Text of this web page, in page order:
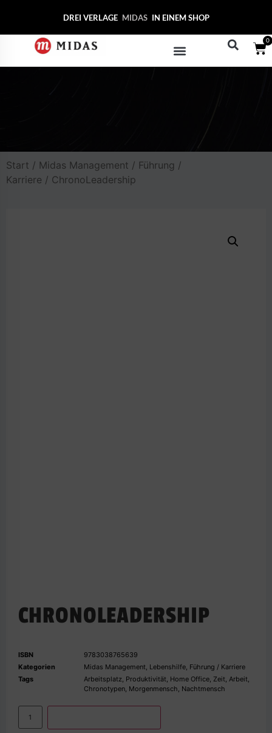
DREI VERLAGE MIDAS COLLE IN EINEM SHOP
0
Start / Midas Management / Führung /
Karriere / ChronoLeadership
CHRONOLEADERSHIP
ISBN
9783038765639
Kategorien
Midas Management, Lebenshilfe, Führung / Karriere
Tags
Arbeitsplatz, Produktivität, Home Office, Zeit, Arbeit,
Chronotypen, Morgenmensch, Nachtmensch